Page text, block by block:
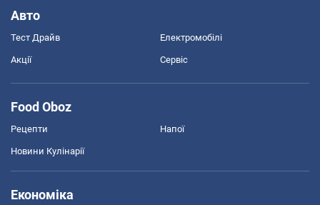
Авто
Тест Драйв Електромобілі
Акції Сервіс
Food Oboz
Рецепти Напої
Новини Кулінарії
Економіка